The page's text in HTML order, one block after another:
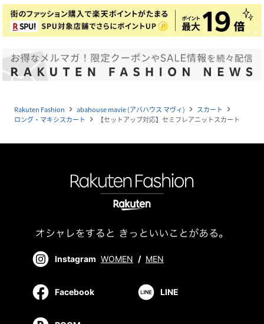
Rakuten Fashion navigate_next abahouse mavie (アバハウス マヴィ) navigate_next スカート navigate_next
ロング・マキシスカート navigate_next 【セットアップ対応】セミフレアニットスカート
Instagram WOMEN / MEN
Facebook LINE